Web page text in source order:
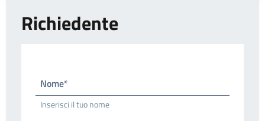
Richiedente
Nome*
Inserisci il tuo nome